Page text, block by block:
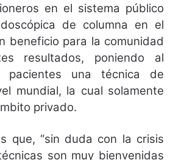
en el sistema público
de columna en el
beneficio para la comunidad
resultados, poniendo al
pacientes una técnica de
mundial, la cual solamente
privado.
que, “sin duda con la crisis
son muy bienvenidas